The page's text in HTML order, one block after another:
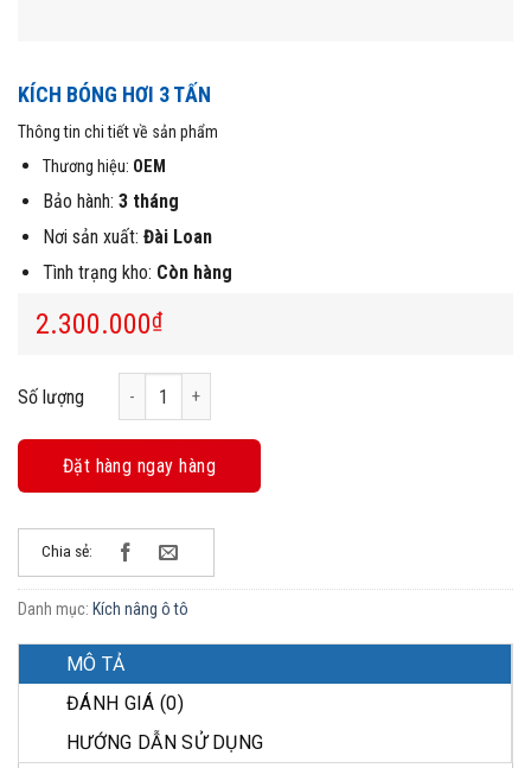
KÍCH BÓNG HƠI 3 TẤN
Thông tin chi tiết về sản phẩm
Thương hiệu: OEM
Bảo hành: 3 tháng
Nơi sản xuất: Đài Loan
Tình trạng kho: Còn hàng
2.300.000₫
Số lượng Kích bóng hơi 3 tấn số lượng
Đặt hàng ngay hàng
Chia sẻ:
Danh mục: Kích nâng ô tô
MÔ TẢ
ĐÁNH GIÁ (0)
HƯỚNG DẪN SỬ DỤNG